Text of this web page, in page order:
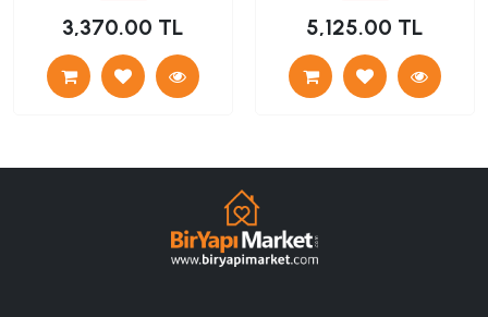
3,370.00 TL 5,125.00 TL